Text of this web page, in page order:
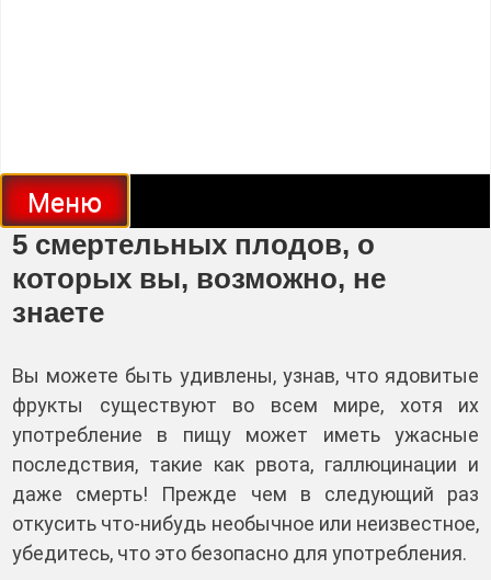
Меню
5 смертельных плодов, о
которых вы, возможно, не
знаете
Вы можете быть удивлены, узнав, что ядовитые
фрукты существуют во всем мире, хотя их
употребление в пищу может иметь ужасные
последствия, такие как рвота, галлюцинации и
даже смерть! Прежде чем в следующий раз
откусить что-нибудь необычное или неизвестное,
убедитесь, что это безопасно для употребления.